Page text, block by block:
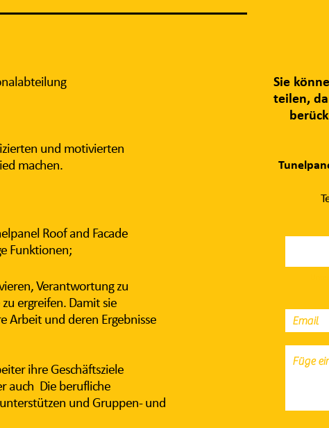
und motivierten
machen.
Roof and Facade
Funktionen;
Verantwortung zu
ergreifen. Damit sie
Arbeit und deren Ergebnisse
ihre Geschäftsziele
auch Die berufliche
und Gruppen- und
Sie
teilen,